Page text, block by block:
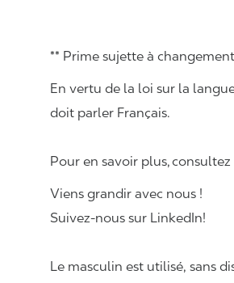
** Prime sujette à changement
En vertu de la loi sur la
doit parler Français.
Pour en savoir plus,
Viens grandir avec nous !
Suivez-nous sur LinkedIn!
Le masculin est utilisé, sans